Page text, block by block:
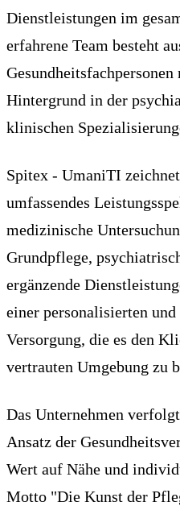
Dienstleistungen im
erfahrene Team besteht
Hintergrund in der
klinischen
Spitex - UmaniTI
umfassendes
medizinische
Grundpflege,
ergänzende
einer personalisierten
Versorgung, die es den
vertrauten Umgebung zu
Das Unternehmen
Ansatz der
Wert auf Nähe und
Motto "Die Kunst der